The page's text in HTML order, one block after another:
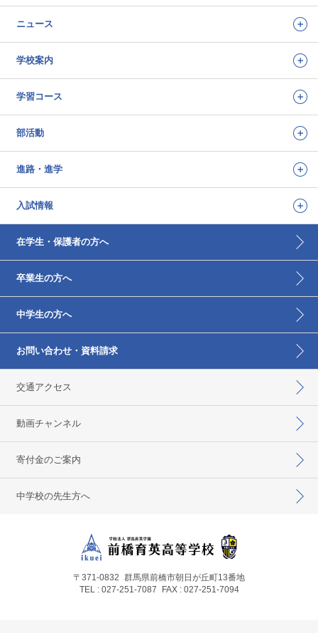
ニュース
学校案内
学習コース
部活動
進路・進学
入試情報
在学生・保護者の方へ
卒業生の方へ
中学生の方へ
お問い合わせ・資料請求
交通アクセス
動画チャンネル
寄付金のご案内
中学校の先生方へ
〒371-0832 群馬県前橋市朝日が丘町13番地
TEL : 027-251-7087
FAX : 027-251-7094